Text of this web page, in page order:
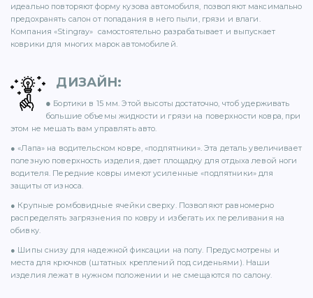
идеально повторяют форму кузова автомобиля, позволяют максимально
предохранять салон от попадания в него пыли, грязи и влаги.
Компания «Stingray» самостоятельно разрабатывает и выпускает
коврики для многих марок автомобилей.
ДИЗАЙН:
● Бортики в 15 мм. Этой высоты достаточно, чтоб удерживать
большие объемы жидкости и грязи на поверхности ковра, при
этом не мешать вам управлять авто.
● «Лапа» на водительском ковре, «подпятники». Эта деталь увеличивает
полезную поверхность изделия, дает площадку для отдыха левой ноги
водителя. Передние ковры имеют усиленные «подпятники» для
защиты от износа.
● Крупные ромбовидные ячейки сверху. Позволяют равномерно
распределять загрязнения по ковру и избегать их переливания на
обивку.
● Шипы снизу для надежной фиксации на полу. Предусмотрены и
места для крючков (штатных креплений под сиденьями). Наши
изделия лежат в нужном положении и не смещаются по салону.